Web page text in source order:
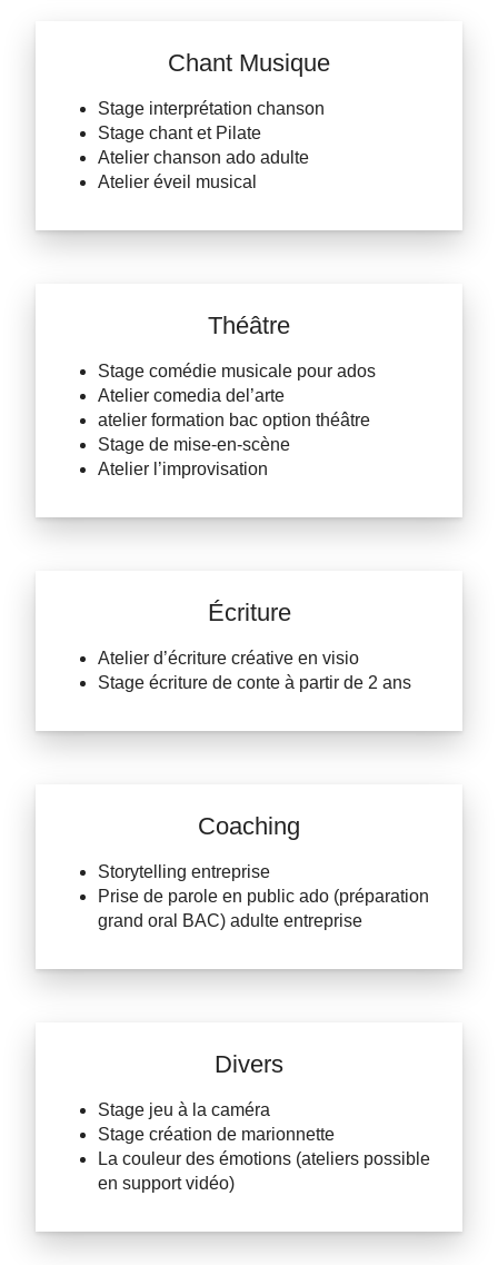
Chant Musique
Stage interprétation chanson
Stage chant et Pilate
Atelier chanson ado adulte
Atelier éveil musical
Théâtre
Stage comédie musicale pour ados
​Atelier comedia del’arte
atelier formation bac option théâtre
Stage de mise-en-scène
Atelier l’improvisation
Écriture
Atelier d’écriture créative en visio
Stage écriture de conte à partir de 2 ans
Coaching
Storytelling entreprise
Prise de parole en public ado (préparation
grand oral BAC) adulte entreprise
Divers
Stage jeu à la caméra
Stage création de marionnette
La couleur des émotions (ateliers possible
en support vidéo)